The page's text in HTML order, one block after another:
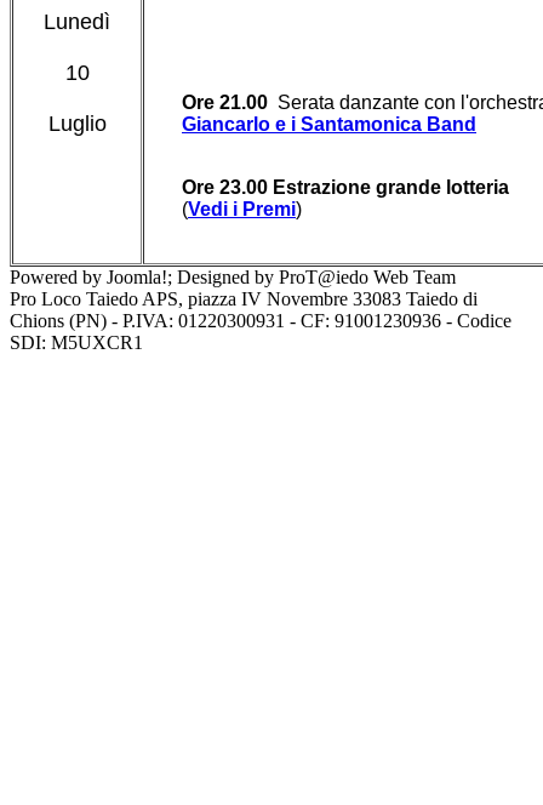
Lunedì
10
Luglio
Ore 21.00 Serata danzante con
Giancarlo e i Santamonica Band
Ore 23.00 Estrazione grande lotteria
(Vedi i Premi)
Powered by Joomla!; Designed by ProT@iedo Web Team
Pro Loco Taiedo APS, piazza IV Novembre 33083 Taiedo di
Chions (PN) - P.IVA: 01220300931 - CF: 91001230936 - Codice
SDI: M5UXCR1